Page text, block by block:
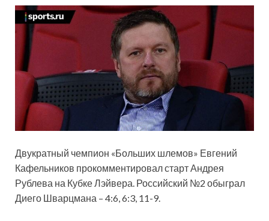
Двукратный чемпион «Больших шлемов» Евгений
Кафельников прокомментировал старт Андрея
Рублева на Кубке Лэйвера. Российский №2 обыграл
Диего Шварцмана – 4:6, 6:3, 11-9.